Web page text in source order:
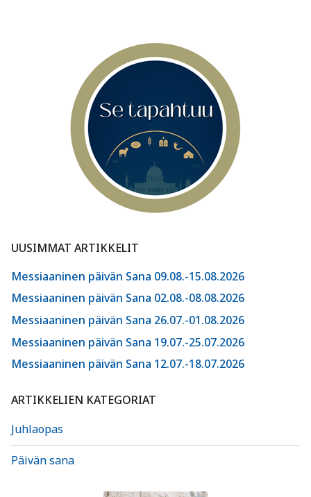
UUSIMMAT ARTIKKELIT
Messiaaninen päivän Sana 09.08.-15.08.2026
Messiaaninen päivän Sana 02.08.-08.08.2026
Messiaaninen päivän Sana 26.07.-01.08.2026
Messiaaninen päivän Sana 19.07.-25.07.2026
Messiaaninen päivän Sana 12.07.-18.07.2026
ARTIKKELIEN KATEGORIAT
Juhlaopas
Päivän sana